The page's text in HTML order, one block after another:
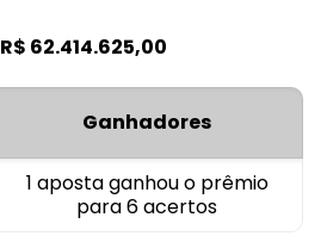
R$ 62.414.625,00
Ganhadores
1 aposta ganhou o prêmio
para 6 acertos